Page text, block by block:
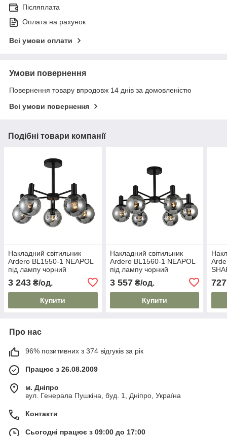
Післяплата
Оплата на рахунок
Всі умови оплати
Умови повернення
Повернення товару впродовж 14 днів за домовленістю
Всі умови повернення
Подібні товари компанії
Накладний світильник
Ardero BL1550-1 NEAPOL
під лампу чорний
3 243 ₴/од.
Купити
Накладний світильник
Ardero BL1560-1 NEAPOL
під лампу чорний
3 557₴/од.
Купити
727
Про нас
96% позитивних з 374 відгуків за рік
Працює з 26.08.2009
м. Дніпро
вул. Генерала Пушкіна, буд. 1, Дніпро, Україна
Контакти
Сьогодні працює з 09:00 до 17:00